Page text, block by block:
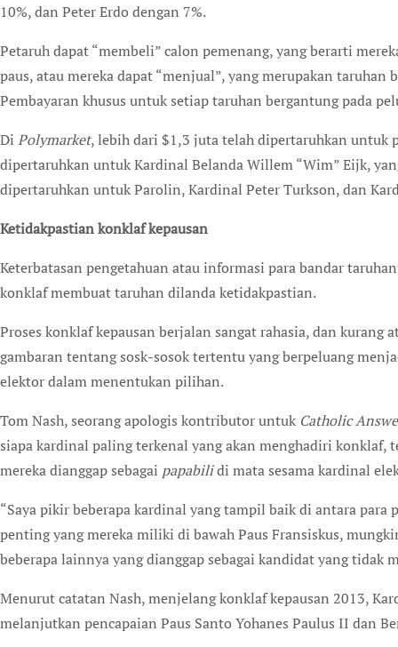
10%, dan Peter Erdo dengan 7%.
Petaruh dapat “membeli” calon pemenang, yang berarti
paus, atau mereka dapat “menjual”, yang merupakan
Pembayaran khusus untuk setiap taruhan bergantung pada
Di Polymarket, lebih dari $1,3 juta telah dipertaruhkan untuk
dipertaruhkan untuk Kardinal Belanda Willem “Wim” Eijk,
dipertaruhkan untuk Parolin, Kardinal Peter Turkson, dan
Ketidakpastian konklaf kepausan
Keterbatasan pengetahuan atau informasi para bandar
konklaf membuat taruhan dilanda ketidakpastian.
Proses konklaf kepausan berjalan sangat rahasia, dan kurang
gambaran tentang sosk-sosok tertentu yang berpeluang
elektor dalam menentukan pilihan.
Tom Nash, seorang apologis kontributor untuk Catholic
siapa kardinal paling terkenal yang akan menghadiri
mereka dianggap sebagai papabilidi mata sesama kardinal
“Saya pikir beberapa kardinal yang tampil baik di antara para
penting yang mereka miliki di bawah Paus Fransiskus,
beberapa lainnya yang dianggap sebagai kandidat yang tidak
Menurut catatan Nash, menjelang konklaf kepausan 2013,
melanjutkan pencapaian Paus Santo Yohanes Paulus II dan